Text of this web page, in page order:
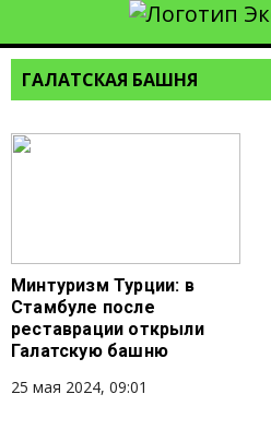
ГАЛАТСКАЯ БАШНЯ
Минтуризм Турции: в
Стамбуле после
реставрации открыли
Галатскую башню
25 мая 2024, 09:01